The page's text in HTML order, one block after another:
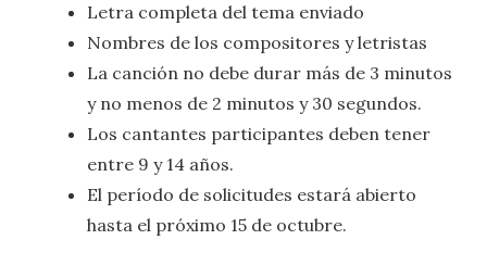
Letra completa del tema enviado
Nombres de los compositores y letristas
La canción no debe durar más de 3 minutos
y no menos de 2 minutos y 30 segundos.
Los cantantes participantes deben tener
entre 9 y 14 años.
El período de solicitudes estará abierto
hasta el próximo 15 de octubre.